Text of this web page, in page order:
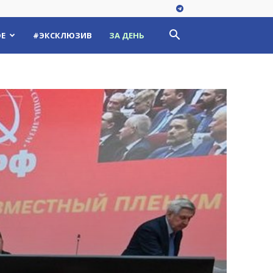
#ЭКСКЛЮЗИВ ЗА ДЕНЬ